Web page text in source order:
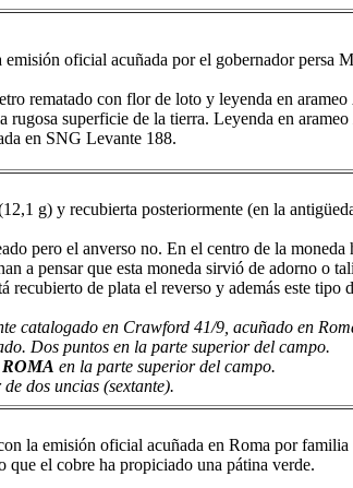
oficial acuñada por el gobernador persa
rematado con flor de loto y leyenda en arameo
rugosa superficie de la tierra. Leyenda en arameo
en SNG Levante 188.
g) y recubierta posteriormente (en la
pero el anverso no. En el centro de la
a pensar que esta moneda sirvió de adorno o
recubierto de plata el reverso y además este tipo
catalogado en Crawford 41/9, acuñado en
Dos puntos en la parte superior del campo.
ROMA en la parte superior del campo.
dos uncias (sextante).
la emisión oficial acuñada en Roma por
que el cobre ha propiciado una pátina verde.